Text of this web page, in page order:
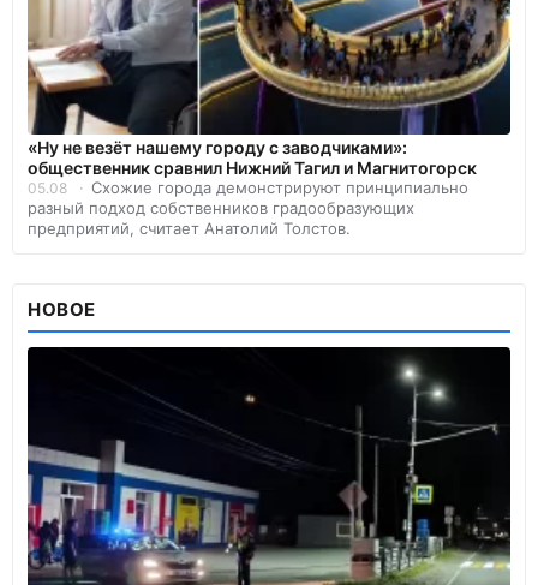
«Ну не везёт нашему городу с заводчиками»:
общественник сравнил Нижний Тагил и Магнитогорск
05.08
Схожие города демонстрируют принципиально
разный подход собственников градообразующих
предприятий, считает Анатолий Толстов.
НОВОЕ